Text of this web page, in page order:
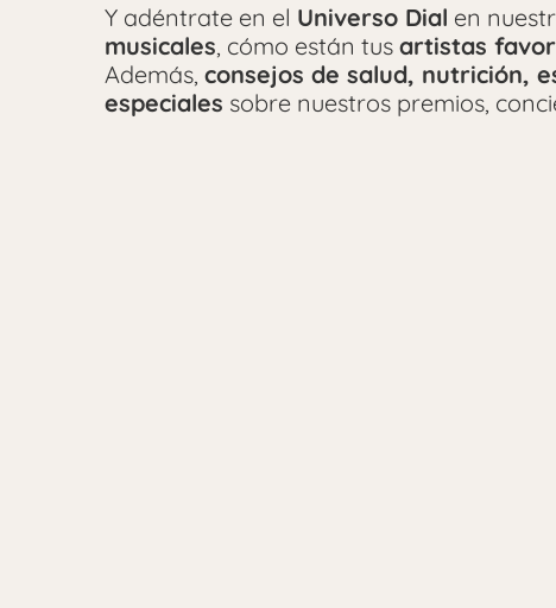
Y adéntrate en el Universo Dial en
musicales, cómo están tus artistas
Además, consejos de salud, nutrición,
especiales sobre nuestros premios,